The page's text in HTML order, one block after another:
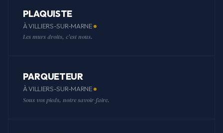
PLAQUISTE
À VILLIERS-SUR-MARNE
Les murs droits, c'est nous.
PARQUETEUR
À VILLIERS-SUR-MARNE
Sous vos pieds, notre savoir-faire.